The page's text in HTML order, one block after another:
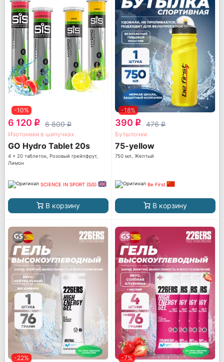
-10%
6 120 q 6 800q
Изотоники в шипучках
GO Hydro Tablet 20s
4 x 20 таблеток, Розовый грейпфрут,
Лимон
SCIENCE IN SPORT (SiS)
В корзину
-18%
390 q 476q
Бутылочки
75-yellow
750 мл, Желтый
Be First
В корзину
-22% -7%